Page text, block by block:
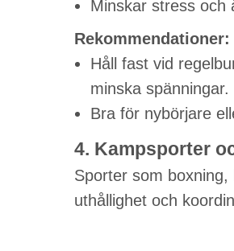
Minskar stress och
Rekommendationer:
Håll fast vid
minska spänningar.
Bra för nybörjare
4. Kampsporter
Sporter som
uthållighet och